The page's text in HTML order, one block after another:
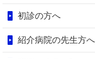
初診の方へ
紹介病院の先生方へ